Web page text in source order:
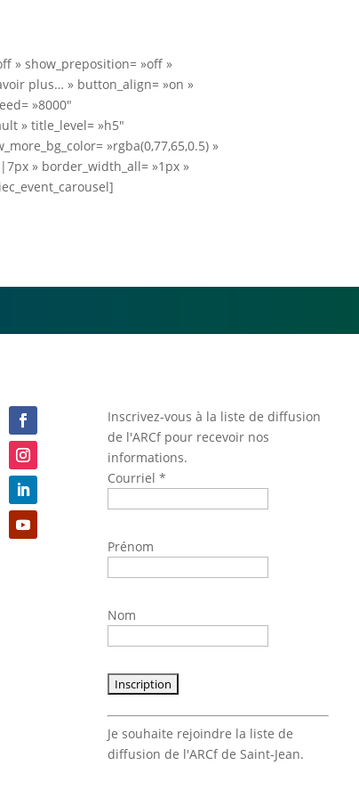
» show_preposition= »off »
plus… » button_align= »on »
»8000″
» title_level= »h5″
»rgba(0,77,65,0.5) »
» border_width_all= »1px »
Inscrivez-vous à la liste de diffusion
de l'ARCf pour recevoir nos
informations.
Courriel*
Prénom
Nom
Constant
Contact
Use.
Je souhaite rejoindre la liste de
diffusion de l'ARCf de Saint-Jean.